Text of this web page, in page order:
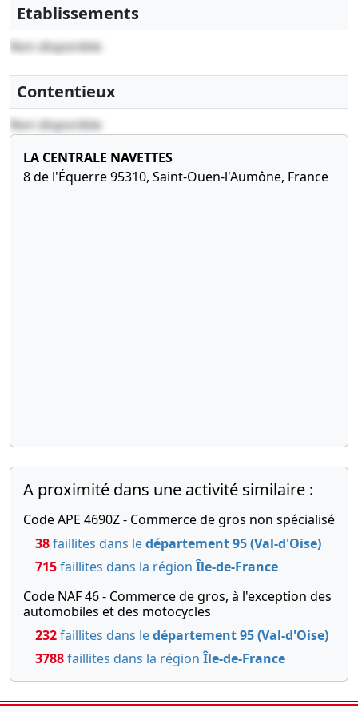
générale extraordinaire
Modification(s) statutaire(s) ,
des sièges sociaux
générale extraordinaire
Modification(s) statutaire(s) ,
08-07-2020
Statuts mis à jour,
, Transfert du siège social
Changement relatif à l'objet
social , Changement(s) de
gérant(s)
02-08-2017 Acte sous seing privé
Constitution , Nomination(s)
de gérant(s)
Etablissements
Non disponible
Contentieux
Non disponible
LA CENTRALE NAVETTES
8 de l'Équerre 95310, Saint-Ouen-l'Aumône, France
A proximité dans une activité similaire :
Code APE 4690Z - Commerce de gros non spécialisé
38faillites dans ledépartement 95 (Val-d'Oise)
715faillites dans la région Île-de-France
Code NAF 46 - Commerce de gros, à l'exception des
automobiles et des motocycles
232faillites dans ledépartement 95 (Val-d'Oise)
3788faillites dans la région Île-de-France